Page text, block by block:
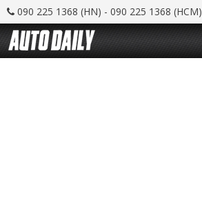
090 225 1368 (HN) - 090 225 1368 (HCM)